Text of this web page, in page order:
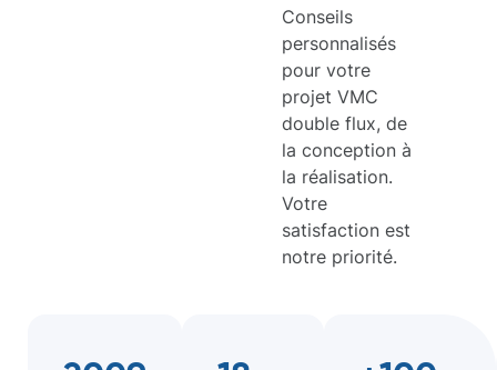
Conseils
personnalisés
pour votre
projet VMC
double flux, de
la conception à
la réalisation.
Votre
satisfaction est
notre priorité.